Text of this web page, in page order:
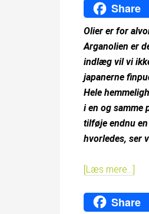
Share
Olier er for
Arganolien er
indlæg vil vi
japanerne
Hele
i en og samme
tilføje endnu
hvorledes, ser
[Læs mere…]
Share